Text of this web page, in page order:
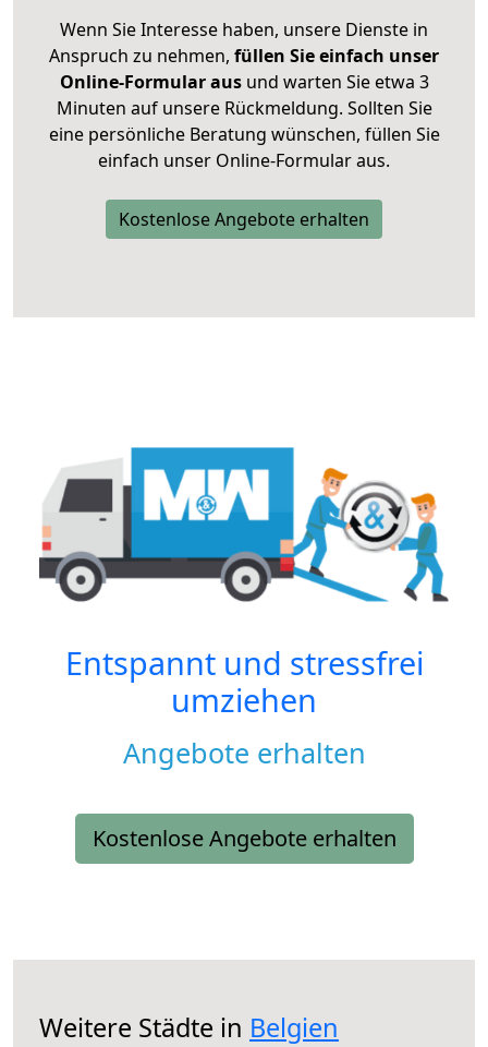
Wenn Sie Interesse haben, unsere Dienste in
Anspruch zu nehmen, füllen Sie einfach unser
Online-Formular ausund warten Sie etwa 3
Minuten auf unsere Rückmeldung. Sollten Sie
eine persönliche Beratung wünschen, füllen Sie
einfach unser Online-Formular aus.
Kostenlose Angebote erhalten
Entspannt und stressfrei
umziehen
Angebote erhalten
Kostenlose Angebote erhalten
Weitere Städte in Belgien